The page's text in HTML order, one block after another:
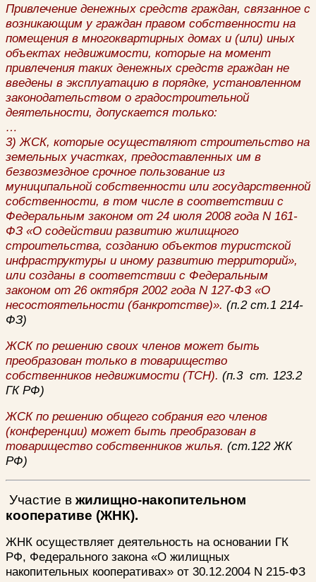
Привлечение денежных средств граждан, связанное с
возникающим у граждан правом собственности на
помещения в многоквартирных домах и (или) иных
объектах недвижимости, которые на момент
привлечения таких денежных средств граждан не
введены в эксплуатацию в порядке, установленном
законодательством о градостроительной
деятельности, допускается только:
…
3) ЖСК, которые осуществляют строительство на
земельных участках, предоставленных им в
безвозмездное срочное пользование из
муниципальной собственности или государственной
собственности, в том числе в соответствии с
Федеральным законом от 24 июля 2008 года N 161-
ФЗ «О содействии развитию жилищного
строительства, созданию объектов туристской
инфраструктуры и иному развитию территорий»,
или созданы в соответствии с Федеральным
законом от 26 октября 2002 года N 127-ФЗ «О
несостоятельности (банкротстве)». (п.2 ст.1 214-
ФЗ)
ЖСК по решению своих членов может быть
преобразован только в товарищество
собственников недвижимости (ТСН). (п.3 ст. 123.2
ГК РФ)
ЖСК по решению общего собрания его членов
(конференции) может быть преобразован в
товарищество собственников жилья. (ст.122 ЖК
РФ)
Участие в жилищно-накопительном
кооперативе (ЖНК).
ЖНК осуществляет деятельность на основании ГК
РФ, Федерального закона «О жилищных
накопительных кооперативах» от 30.12.2004 N 215-ФЗ